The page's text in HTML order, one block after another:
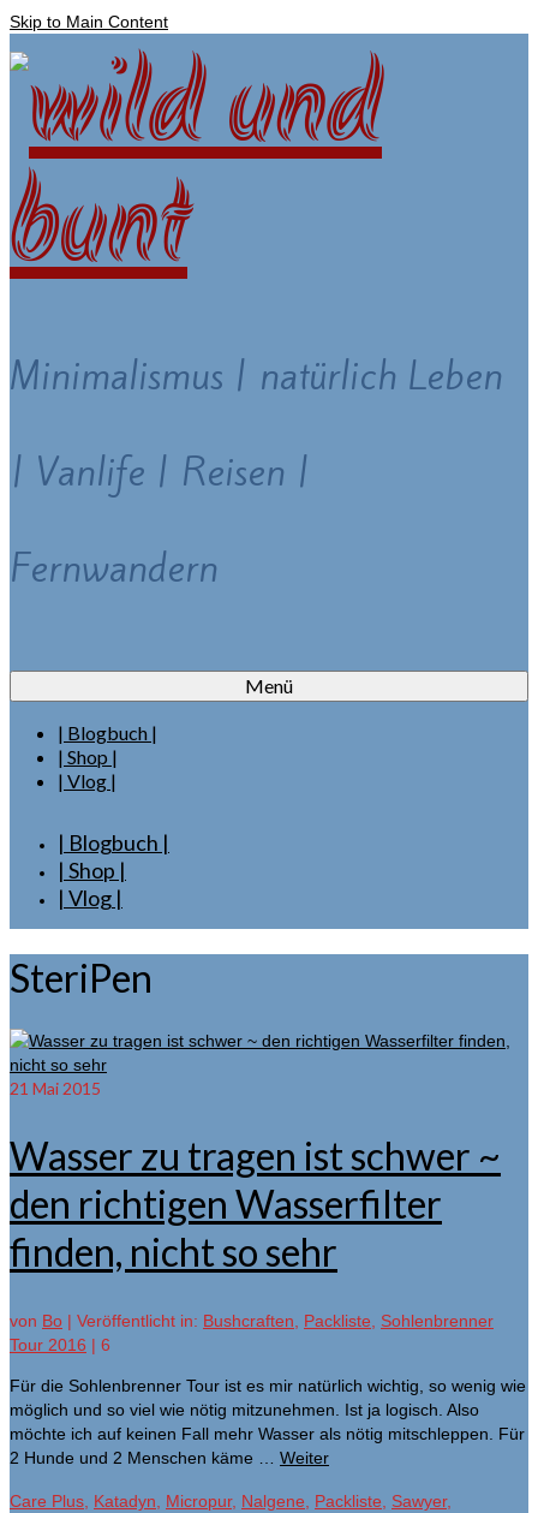
Skip to Main Content
Minimalismus | natürlich Leben
| Vanlife | Reisen |
Fernwandern
Menü
| Blogbuch |
| Shop |
| Vlog |
| Blogbuch |
| Shop |
| Vlog |
SteriPen
21 Mai 2015
Wasser zu tragen ist schwer ~
den richtigen Wasserfilter
finden, nicht so sehr
von Bo | Veröffentlicht in: Bushcraften Packliste
Sohlenbrenner
Tour 2016 | 6
Für die Sohlenbrenner Tour ist es mir natürlich wichtig, so wenig wie
möglich und so viel wie nötig mitzunehmen. Ist ja logisch. Also
möchte ich auf keinen Fall mehr Wasser als nötig mitschleppen. Für
2 Hunde und 2 Menschen käme … Weiter
Care Plus Katadyn Micropur, Nalgene Packliste Sawyer,